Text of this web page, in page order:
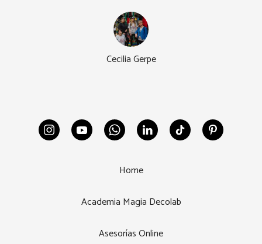
Cecilia Gerpe
Home
Academia Magia Decolab
Asesorías Online